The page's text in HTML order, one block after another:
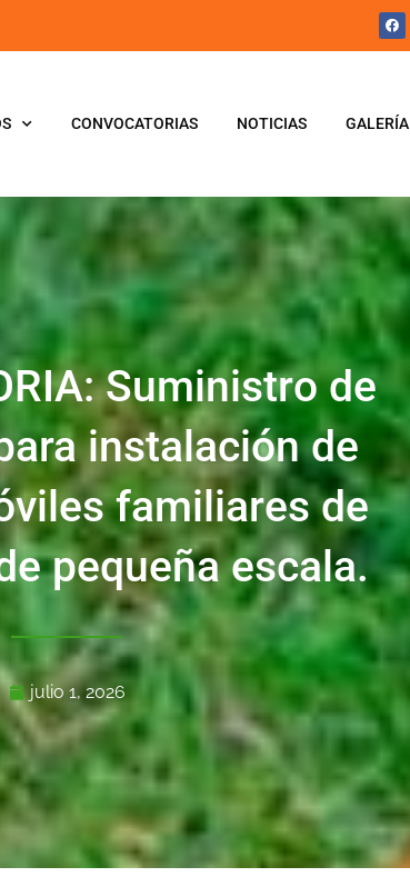
CONVOCATORIAS NOTICIAS GALERÍA
Suministro de
instalación de
familiares de
pequeña escala.
julio 1, 2026